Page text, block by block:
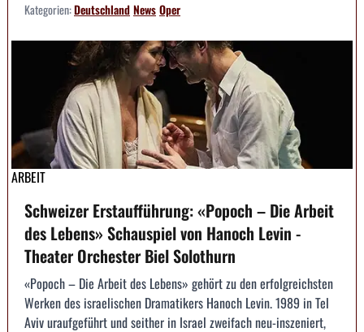
Kategorien:DeutschlandNewsOper
ARBEIT
Schweizer Erstaufführung: «Popoch – Die Arbeit
des Lebens» Schauspiel von Hanoch Levin -
Theater Orchester Biel Solothurn
«Popoch – Die Arbeit des Lebens» gehört zu den erfolgreichsten
Werken des israelischen Dramatikers Hanoch Levin. 1989 in Tel
Aviv uraufgeführt und seither in Israel zweifach neu-inszeniert,